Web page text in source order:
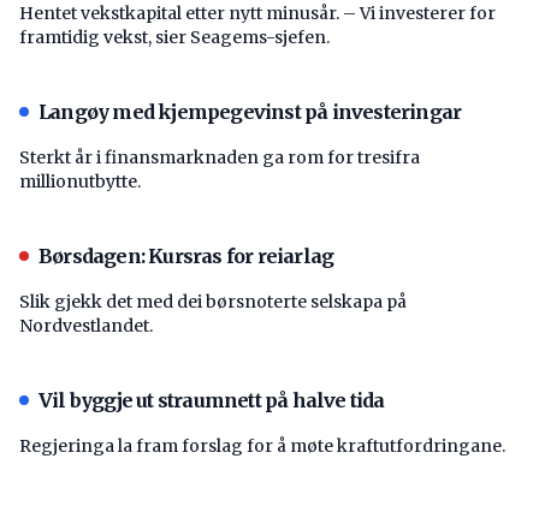
Hentet vekstkapital etter nytt minusår. – Vi investerer for
framtidig vekst, sier Seagems-sjefen.
Langøy med kjempegevinst på investeringar
Sterkt år i finansmarknaden ga rom for tresifra
millionutbytte.
Børsdagen: Kursras for reiarlag
Slik gjekk det med dei børsnoterte selskapa på
Nordvestlandet.
Vil byggje ut straumnett på halve tida
Regjeringa la fram forslag for å møte kraftutfordringane.